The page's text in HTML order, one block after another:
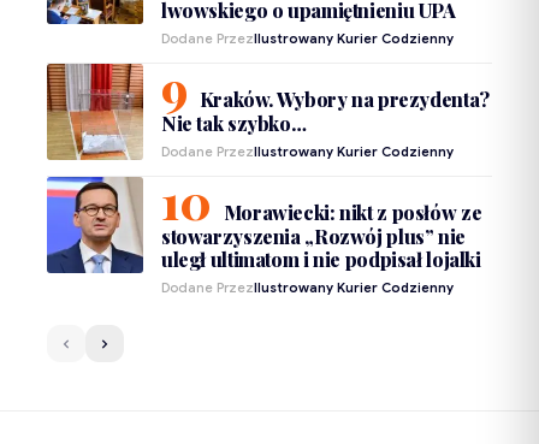
lwowskiego o upamiętnieniu UPA
Dodane PrzezIlustrowany Kurier Codzienny
Kraków. Wybory na prezydenta?
Nie tak szybko…
Dodane PrzezIlustrowany Kurier Codzienny
Morawiecki: nikt z posłów ze
stowarzyszenia „Rozwój plus” nie
uległ ultimatom i nie podpisał lojalki
Dodane PrzezIlustrowany Kurier Codzienny